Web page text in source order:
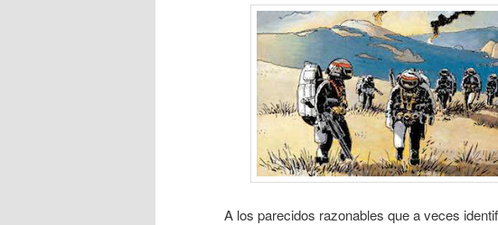
A los parecidos razonables que a veces